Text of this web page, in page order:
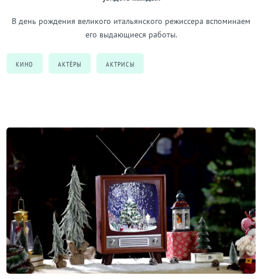
В день рождения великого итальянского режиссера вспоминаем
его выдающиеся работы.
КИНО АКТЁРЫ АКТРИСЫ